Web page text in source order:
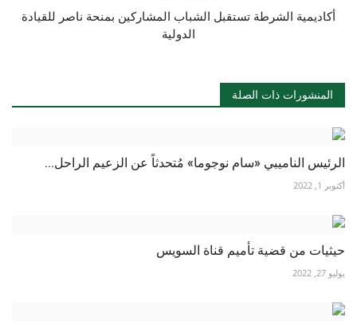
أكاديمية الشرطة تستقبل الشباب المشاركين بمنحة ناصر للقيادة
الدولية
المنشورات ذات الصلة
الرئيس الناميبي «سام نوجوما» مُتحدثاً عن الزعيم الراحل...
أكتوبر 1, 2022
حيثيات من قضية تأميم قناة السويس
يوليو 27, 2022